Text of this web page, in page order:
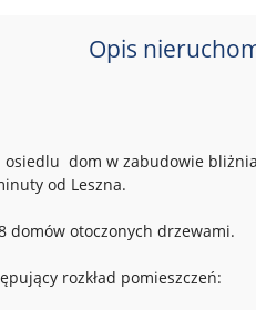
Opis
dom w zabudowie
od Leszna.
domów otoczonych drzewami.
rozkład pomieszczeń: